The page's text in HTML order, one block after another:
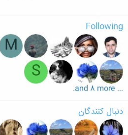
Following
M
S
... and 8 more.
دنبال کنندگان